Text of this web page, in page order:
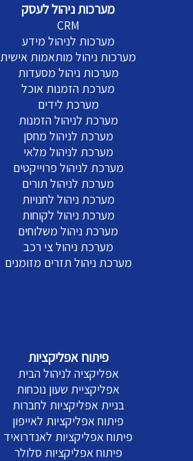
מערכות ניהול לעסק
CRM
מערכות לניהול מידע
מערכות ניהול מותאמות אישית
מערכות ניהול מסעדות
מערכת הזמנות אוכל
מערכת לידים
מערכת לניהול הזמנות
מערכת לניהול מחסן
מערכת לניהול מלאי
מערכת לניהול פרוייקטים
מערכת לניהול תורים
מערכת ניהול לחנויות
מערכת ניהול לקוחות
מערכת ניהול משלוחים
מערכת ניהול צי רכב
מערכת ניהול תזרים מזומנים
פיתוח אפליקציות
אפליקציה לניהול הבית
אפליקציית שעון נוכחות
בניית אפליקציות לחברות
פיתוח אפליקציות לאייפון
פיתוח אפליקציות לאנדרואיד
פיתוח אפליקציות סלולר